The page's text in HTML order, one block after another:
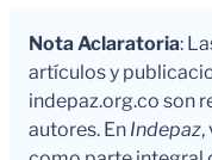
Nota Aclaratoria:
artículos y
indepaz.org.co son
autores. En Indepaz,